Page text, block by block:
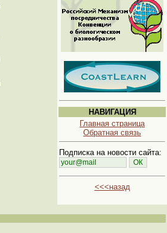
НАВИГАЦИЯ
Главная страница
Обратная связь
Подписка на новости сайта:
<<<назад